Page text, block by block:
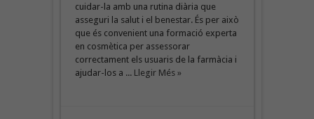
cuidar-la amb una rutina diària que
asseguri la salut i el benestar. És per això
que és convenient una formació experta
en cosmètica per assessorar
correctament els usuaris de la farmàcia i
ajudar-los a ... Llegir Més »